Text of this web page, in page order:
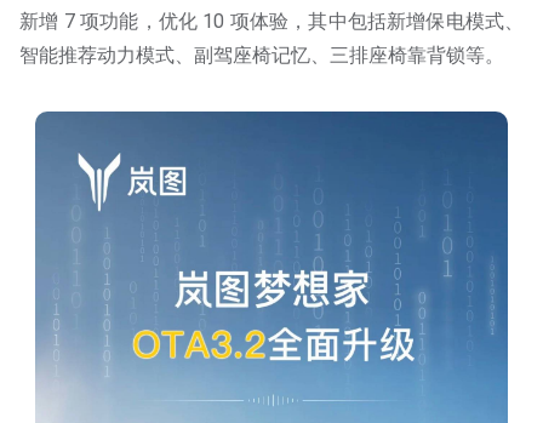
新增 7 项功能，优化 10 项体验，其中包括新增保电模式、
智能推荐动力模式、副驾座椅记忆、三排座椅靠背锁等。